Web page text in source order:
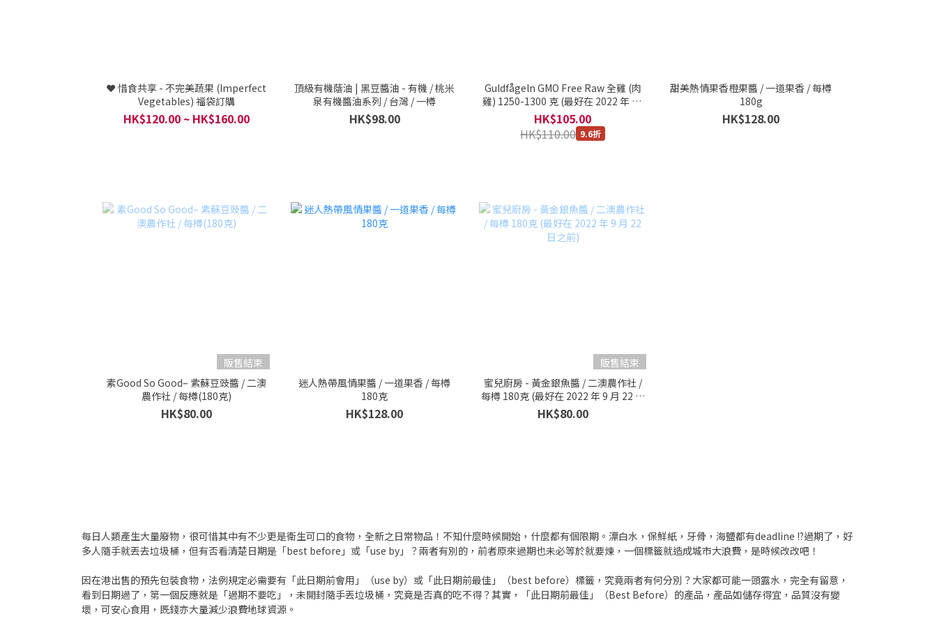
❤️ 惜食共享 - 不完美蔬果 (Imperfect
Vegetables) 福袋訂購
HK$120.00 ~ HK$160.00
頂級有機蔭油 | 黑豆醬油 - 有機 / 桃米
泉有機醬油系列 / 台灣 / 一樽
HK$98.00
Guldfågeln GMO Free Raw 全雞 (肉
雞) 1250-1300 克 (最好在 2022 年 12
月 17 日之前)
HK$105.00
HK$110.00 9.6折
甜美熱情果香橙果醬 / 一道果香 / 每樽
180g
HK$128.00
販售結束
素Good So Good– 紫蘇豆豉醬 / 二澳
農作社 / 每樽(180克)
HK$80.00
迷人熱帶風情果醬 / 一道果香 / 每樽
180克
HK$128.00
販售結束
蜜兒廚房 - 黃金銀魚醬 / 二澳農作社 /
每樽 180克 (最好在 2022 年 9 月 22 日
之前)
HK$80.00
每日人類產生大量廢物，很可惜其中有不少更是衛生可口的食物，全新之日常物品！不知什麼時候開始，什麼都有個限期。漂白水，保鮮紙，牙骨，海鹽都有deadline !?過期了，好
多人隨手就丟去垃圾桶，但有否看清楚日期是「best before」或「use by」？兩者有別的，前者原來過期也未必等於就要煉，一個標籤就造成城市大浪費，是時候改改吧！
因在港出售的預先包裝食物，法例規定必需要有「此日期前會用」（use by）或「此日期前最佳」（best before）標籤，究竟兩者有何分別？大家都可能一頭露水，完全有留意，
看到日期過了，第一個反應就是「過期不要吃」，未開封隨手丟垃圾桶，究竟是否真的吃不得？其實，「此日期前最佳」（Best Before）的產品，產品如儲存得宜，品質沒有變
壞，可安心食用，既錢亦大量減少浪費地球資源。